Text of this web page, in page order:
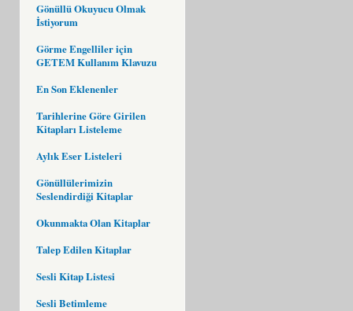
Gönüllü Okuyucu Olmak
İstiyorum
Görme Engelliler için
GETEM Kullanım Klavuzu
En Son Eklenenler
Tarihlerine Göre Girilen
Kitapları Listeleme
Aylık Eser Listeleri
Gönüllülerimizin
Seslendirdiği Kitaplar
Okunmakta Olan Kitaplar
Talep Edilen Kitaplar
Sesli Kitap Listesi
Sesli Betimleme